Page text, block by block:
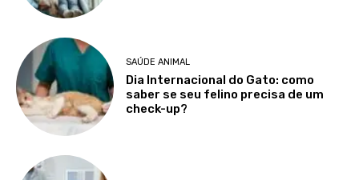
SAÚDE ANIMAL
Dia Internacional do Gato: como
saber se seu felino precisa de um
check-up?